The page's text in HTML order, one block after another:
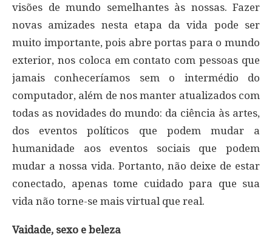
visões de mundo semelhantes às nossas. Fazer
novas amizades nesta etapa da vida pode ser
muito importante, pois abre portas para o mundo
exterior, nos coloca em contato com pessoas que
jamais conheceríamos sem o intermédio do
computador, além de nos manter atualizados com
todas as novidades do mundo: da ciência às artes,
dos eventos políticos que podem mudar a
humanidade aos eventos sociais que podem
mudar a nossa vida. Portanto, não deixe de estar
conectado, apenas tome cuidado para que sua
vida não torne-se mais virtual que real.
Vaidade, sexo e beleza